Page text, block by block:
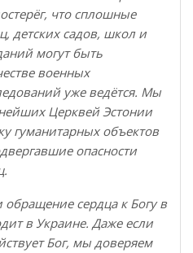
что сплошные
детских садов, школ и
могут быть
военных
уже ведётся. Мы
Церквей Эстонии
гуманитарных объектов
опасности
сердца к Богу в
в Украине. Даже если
Бог, мы доверяем